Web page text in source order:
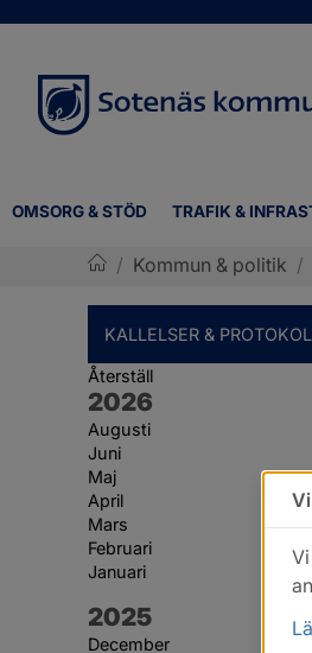
OMSORG & STÖD TRAFIK &
/ Kommun & politik /
KALLELSER &
Återställ
År:
2026
Augusti
Juni
Maj
April
Mars
Februari
Januari
År:
2025
December